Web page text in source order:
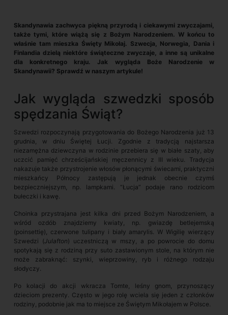
Skandynawia zachwyca piękną przyrodą i ciekawymi zwyczajami,
także tymi, które wiążą się z Bożym Narodzeniem. W końcu to
właśnie tam mieszka Święty Mikołaj. Szwecja, Norwegia, Dania i
Finlandia dzielą niektóre świąteczne zwyczaje, a inne są unikalne
dla konkretnego kraju. Jak wygląda Boże Narodzenie w
Skandynawii? Sprawdź w naszym artykule!
Jak wygląda szwedzki sposób
spędzania Świąt?
Szwedzi rozpoczynają przygotowania do Bożego Narodzenia już 13
grudnia, w dniu Świętej Łucji. Zgodnie z tradycją najstarsza
niezamężna dziewczyna w rodzinie przebiera się w białe szaty, aby
uczcić pamięć chrześcijańskiej męczennicy z III wieku. Tradycja
nakazuje także przystrojenie włosów płonącymi świecami, praktyczni
mieszkańcy Północy zastępują je jednak obecnie czymś
bezpieczniejszym, np. lampkami. “Łucja” podaje rano rodzicom
bułeczki i kawę.
Choinka przystrajana jest kilka dni przed Bożym Narodzeniem, a
wśród ozdób znajdziemy kwiaty, np. gwiazdę betlejemską
(poinsettię), czerwone tulipany i biały amarylis. W Wigilię wierzący
Szwedzi (Julafton) uczestniczą w mszy, a po powrocie do domu
spotykają się z rodziną przy suto zastawionym stole, na którym nie
może zabraknąć: szynki, wieprzowiny, ryb i różnego rodzaju
słodyczy.
Po kolacji do akcji wkracza Tomte, leśny gnom, przynoszący
dzieciom prezenty. Często w jego rolę wciela się jeden z członków
rodziny, podobnie jak ma to miejsce ze Świętym Mikołajem w Polsce.